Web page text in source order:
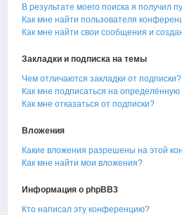
В результате моего поиска я получил
Как мне найти пользователя
Как мне найти свои сообщения и
Закладки и подписка на темы
Чем отличаются закладки от подписки?
Как мне подписаться на
Как мне отказаться от подписки?
Вложения
Какие вложения разрешены на этой
Как мне найти мои вложения?
Информация о phpBB3
Кто написал эту конференцию?